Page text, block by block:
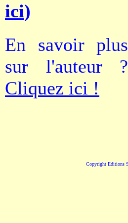
ici)
En savoir plus
sur l'auteur ?
Cliquez ici !
Copyright Editions